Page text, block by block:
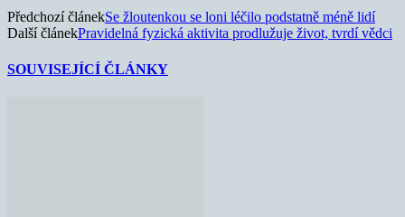
Předchozí článekSe žloutenkou se loni léčilo podstatně méně lidí
Další článekPravidelná fyzická aktivita prodlužuje život, tvrdí vědci
SOUVISEJÍCÍ ČLÁNKY